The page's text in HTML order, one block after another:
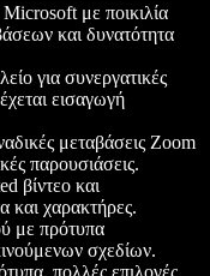
με ποικιλία
και δυνατότητα
για συνεργατικές
εισαγωγή
μεταβάσεις Zoom
παρουσιάσεις.
βίντεο και
και χαρακτήρες.
με πρότυπα
σχεδίων.
πολλές επιλογές